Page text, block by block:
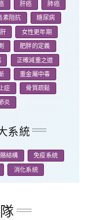
肝癌 肺癌
素阻抗 糖尿病
女性更年期
肥胖的定義
正確減重之道
重金屬中毒
症 骨質疏鬆
炎
系統
結構 免疫系統
消化系統